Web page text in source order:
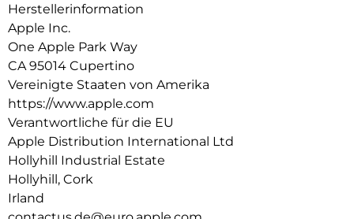
8,3″ LIQUID RETINA DISPLAY – Das fantastische Liquid Retina
Display kommt mit fortschrittlichen Technologien wie
einem großen P3 Farbraum, True Tone und einer äußerst
geringen Spiegelung. Dadurch sieht alles absolut brillant
aus.
PERFORMANCE UND SPEICHERPLATZ – Der A17 Pro Chip
liefert eine leistungsstarke Performance und eine
ultraschnelle Grafik für Games. Und mit der Batterie für den
ganzen Tag ist das iPad mini immer bereit für alle Aufgaben
oder Projekte. Mit Speichervarianten ab 128 GB für alle Apps,
Musik, Filme und mehr.
IPADOS + APPS – iPadOS macht das iPad noch produktiver,
Herstellerinformation
Apple Inc.
One Apple Park Way
CA 95014 Cupertino
Vereinigte Staaten von Amerika
https://www.apple.com
Verantwortliche für die EU
Apple Distribution International Ltd
Hollyhill Industrial Estate
Hollyhill, Cork
Irland